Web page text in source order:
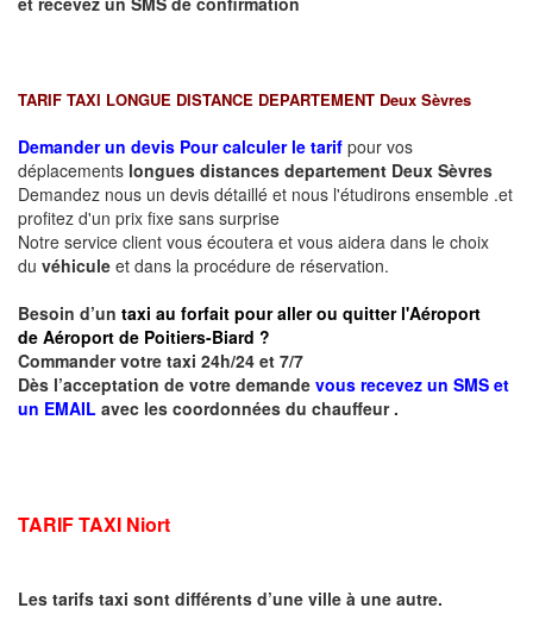
TARIF TAXI LONGUE DISTANCE DEPARTEMENT Deux Sèvres
Demander un devis Pour calculer le tarif pour vos
déplacements longues distances departement Deux Sèvres
Demandez nous un devis détaillé et nous l'étudirons ensemble .et
profitez d'un prix fixe sans surprise
Notre service client vous écoutera et vous aidera dans le choix
du véhicule et dans la procédure de réservation.
Besoin d’un taxi au forfait pour aller ou quitter l'Aéroport
de Aéroport de Poitiers-Biard ?
Commander votre taxi 24h/24 et 7/7
Dès l’acceptation de votre demande vous recevez un SMS et
un EMAIL avec les coordonnées du chauffeur .
TARIF TAXI Niort
Les tarifs taxi sont différents d’une ville à une autre.